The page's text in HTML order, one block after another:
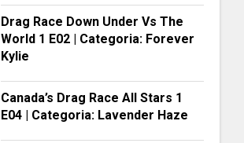
Drag Race Down Under Vs The
World 1 E02 | Categoria: Forever
Kylie
Canada’s Drag Race All Stars 1
E04 | Categoria: Lavender Haze